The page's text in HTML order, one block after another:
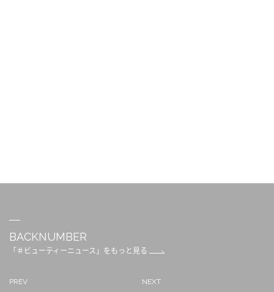
BACKNUMBER
「＃ビューティーニュース」をもっと見る
PREV NEXT